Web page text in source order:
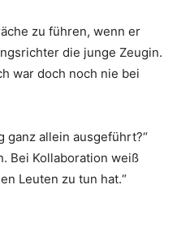
zu führen, wenn er
die junge Zeugin.
war doch noch nie bei
ganz allein ausgeführt?“
Bei Kollaboration weiß
Leuten zu tun hat.“